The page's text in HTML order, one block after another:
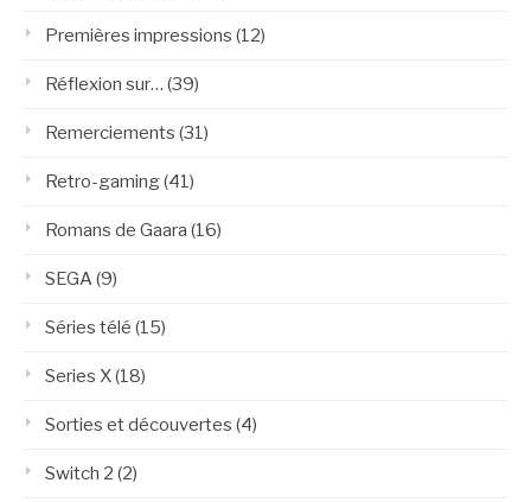
Premières impressions (12)
Réflexion sur… (39)
Remerciements (31)
Retro-gaming(41)
Romans de Gaara (16)
SEGA(9)
Séries télé (15)
Series X(18)
Sorties et découvertes (4)
Switch 2 (2)